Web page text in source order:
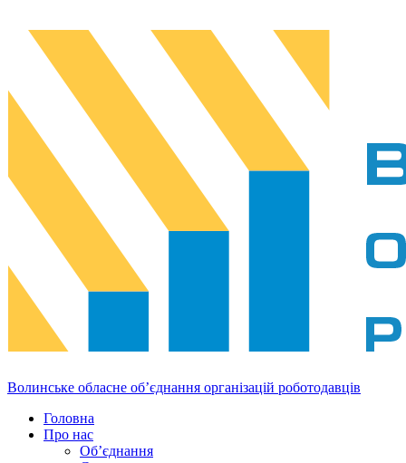
Волинське обласне об’єднання організацій роботодавців
Головна
Про нас
Об’єднання